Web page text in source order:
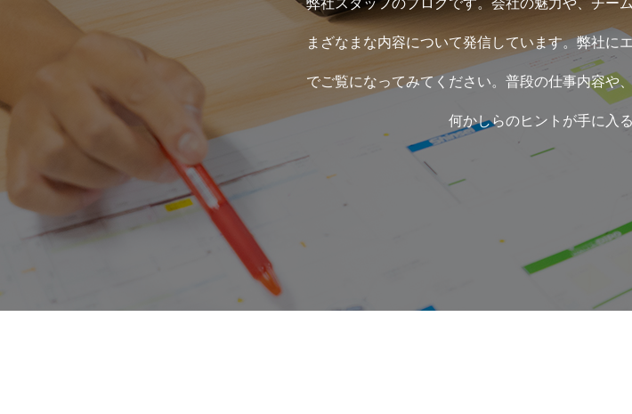
弊社スタッフのブログです。会社の魅力や、チー
まざなまな内容について発信しています。弊社に
でご覧になってみてください。普段の仕事内容や
何かしらのヒントが手に入